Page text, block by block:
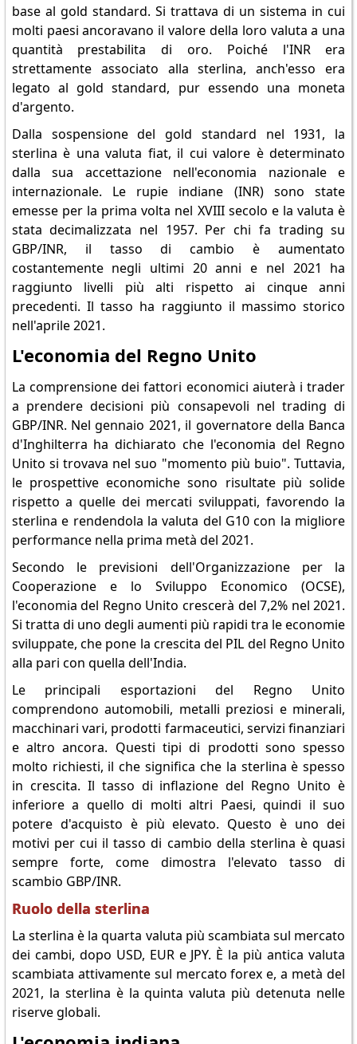
base al gold standard. Si trattava di un sistema in cui
molti paesi ancoravano il valore della loro valuta a una
quantità prestabilita di oro. Poiché l'INR era
strettamente associato alla sterlina, anch'esso era
legato al gold standard, pur essendo una moneta
d'argento.
Dalla sospensione del gold standard nel 1931, la
sterlina è una valuta fiat, il cui valore è determinato
dalla sua accettazione nell'economia nazionale e
internazionale. Le rupie indiane (INR) sono state
emesse per la prima volta nel XVIII secolo e la valuta è
stata decimalizzata nel 1957. Per chi fa trading su
GBP/INR, il tasso di cambio è aumentato
costantemente negli ultimi 20 anni e nel 2021 ha
raggiunto livelli più alti rispetto ai cinque anni
precedenti. Il tasso ha raggiunto il massimo storico
nell'aprile 2021.
L'economia del Regno Unito
La comprensione dei fattori economici aiuterà i trader
a prendere decisioni più consapevoli nel trading di
GBP/INR. Nel gennaio 2021, il governatore della Banca
d'Inghilterra ha dichiarato che l'economia del Regno
Unito si trovava nel suo "momento più buio". Tuttavia,
le prospettive economiche sono risultate più solide
rispetto a quelle dei mercati sviluppati, favorendo la
sterlina e rendendola la valuta del G10 con la migliore
performance nella prima metà del 2021.
Secondo le previsioni dell'Organizzazione per la
Cooperazione e lo Sviluppo Economico (OCSE),
l'economia del Regno Unito crescerà del 7,2% nel 2021.
Si tratta di uno degli aumenti più rapidi tra le economie
sviluppate, che pone la crescita del PIL del Regno Unito
alla pari con quella dell'India.
Le principali esportazioni del Regno Unito
comprendono automobili, metalli preziosi e minerali,
macchinari vari, prodotti farmaceutici, servizi finanziari
e altro ancora. Questi tipi di prodotti sono spesso
molto richiesti, il che significa che la sterlina è spesso
in crescita. Il tasso di inflazione del Regno Unito è
inferiore a quello di molti altri Paesi, quindi il suo
potere d'acquisto è più elevato. Questo è uno dei
motivi per cui il tasso di cambio della sterlina è quasi
sempre forte, come dimostra l'elevato tasso di
scambio GBP/INR.
Ruolo della sterlina
La sterlina è la quarta valuta più scambiata sul mercato
dei cambi, dopo USD, EUR e JPY. È la più antica valuta
scambiata attivamente sul mercato forex e, a metà del
2021, la sterlina è la quinta valuta più detenuta nelle
riserve globali.